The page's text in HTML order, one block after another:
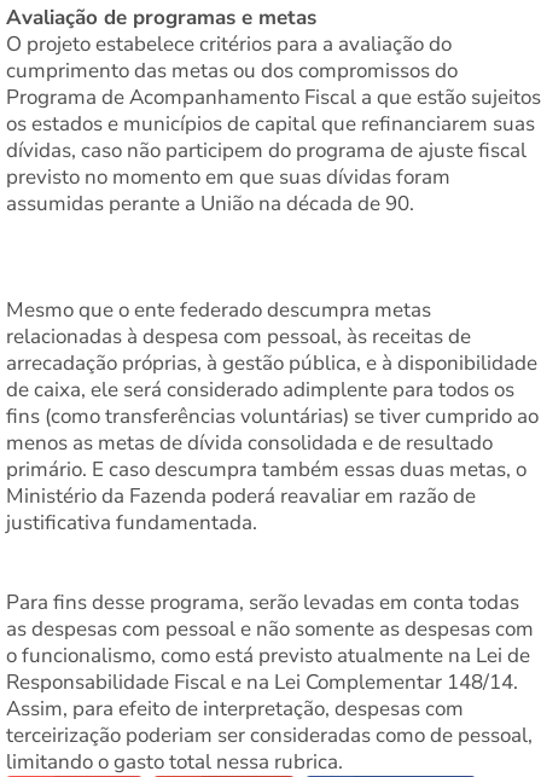
Avaliação de programas e metas
O projeto estabelece critérios para a avaliação do
cumprimento das metas ou dos compromissos do
Programa de Acompanhamento Fiscal a que estão sujeitos
os estados e municípios de capital que refinanciarem suas
dívidas, caso não participem do programa de ajuste fiscal
previsto no momento em que suas dívidas foram
assumidas perante a União na década de 90.
Mesmo que o ente federado descumpra metas
relacionadas à despesa com pessoal, às receitas de
arrecadação próprias, à gestão pública, e à disponibilidade
de caixa, ele será considerado adimplente para todos os
fins (como transferências voluntárias) se tiver cumprido ao
menos as metas de dívida consolidada e de resultado
primário. E caso descumpra também essas duas metas, o
Ministério da Fazenda poderá reavaliar em razão de
justificativa fundamentada.
Para fins desse programa, serão levadas em conta todas
as despesas com pessoal e não somente as despesas com
o funcionalismo, como está previsto atualmente na Lei de
Responsabilidade Fiscal e na Lei Complementar 148/14.
Assim, para efeito de interpretação, despesas com
terceirização poderiam ser consideradas como de pessoal,
limitando o gasto total nessa rubrica.